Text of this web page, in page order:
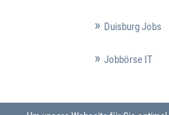
Duisburg Jobs
Jobbörse IT